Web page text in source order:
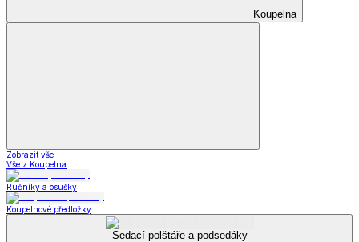
Koupelna
Zobrazit vše
Vše z Koupelna
Ručníky a osušky
Koupelnové předložky
Sedací polštáře a podsedáky